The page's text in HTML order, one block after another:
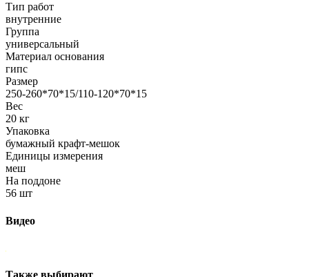
Тип работ
внутренние
Группа
универсальный
Материал основания
гипс
Размер
250-260*70*15/110-120*70*15
Вес
20 кг
Упаковка
бумажный крафт-мешок
Единицы измерения
меш
На поддоне
56 шт
Видео